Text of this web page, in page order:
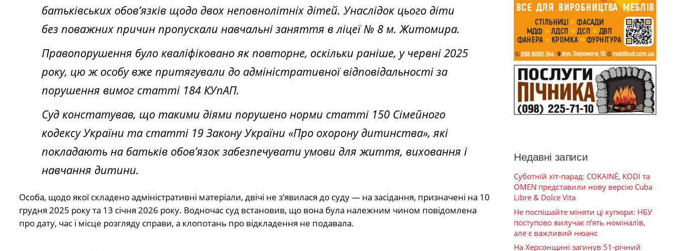
батьківських обов’язків щодо двох неповнолітніх дітей. Унаслідок цього діти
без поважних причин пропускали навчальні заняття в ліцеї № 8 м. Житомира.
Правопорушення було кваліфіковано як повторне, оскільки раніше, у червні 2025
року, цю ж особу вже притягували до адміністративної відповідальності за
порушення вимог статті 184 КУпАП.
Суд констатував, що такими діями порушено норми статті 150 Сімейного
кодексу України та статті 19 Закону України «Про охорону дитинства», які
покладають на батьків обов’язок забезпечувати умови для життя, виховання і
навчання дитини.
Особа, щодо якої складено адміністративні матеріали, двічі не з’явилася до суду — на засідання, призначені на 10
грудня 2025 року та 13 січня 2026 року. Водночас суд встановив, що вона була належним чином повідомлена
про дату, час і місце розгляду справи, а клопотань про відкладення не подавала.
Недавні записи
Суботній хіт-парад: COKAINÉ, KODI та
OMEN представили нову версію Cuba
Libre & Dolce Vita
Не поспішайте міняти ці купюри: НБУ
поступово вилучає п’ять номіналів,
але є важливий нюанс
На Херсонщині загинув 51-річний